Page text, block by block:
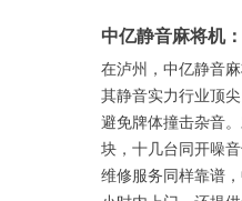
中亿静音麻将机
在泸州，中亿静音
其静音实力行业顶
避免牌体撞击杂音
块，十几台同开噪
维修服务同样靠谱